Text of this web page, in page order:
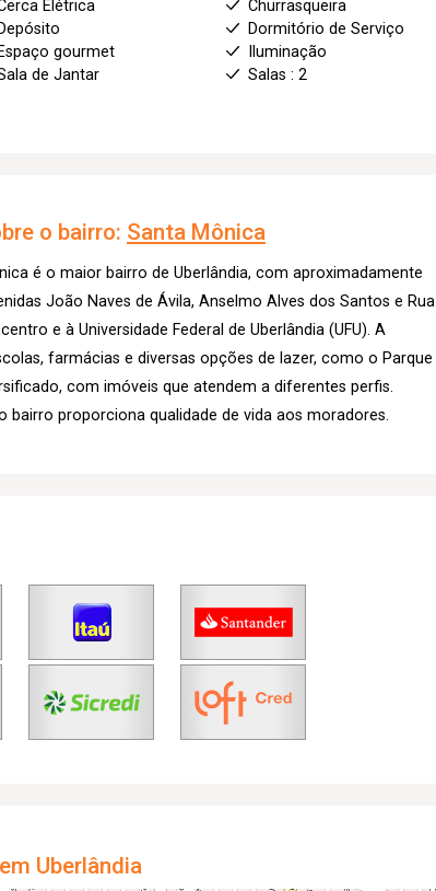
Elétrica
Churrasqueira
Depósito
Dormitório de Serviço
Espaço gourmet
Iluminação
de Jantar
Salas : 2
o bairro: Santa Mônica
é o maior bairro de Uberlândia, com aproximadamente
João Naves de Ávila, Anselmo Alves dos Santos e Rua
e à Universidade Federal de Uberlândia (UFU). A
farmácias e diversas opções de lazer, como o Parque
com imóveis que atendem a diferentes perfis.
bairro proporciona qualidade de vida aos moradores.
Uberlândia